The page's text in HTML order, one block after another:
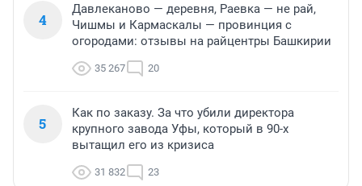
4
Давлеканово — деревня, Раевка — не рай,
Чишмы и Кармаскалы — провинция с
огородами: отзывы на райцентры Башкирии
35 267 20
5
Как по заказу. За что убили директора
крупного завода Уфы, который в 90-х
вытащил его из кризиса
31 832 23